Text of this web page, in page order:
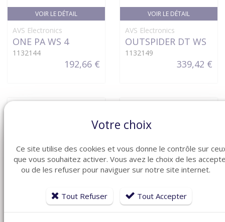
VOIR LE DÉTAIL
AVS Electronics
ONE PA WS 4
1132144
192,66 €
VOIR LE DÉTAIL
AVS Electronics
OUTSPIDER DT WS
1132149
339,42 €
Votre choix
Ce site utilise des cookies et vous donne le contrôle sur
que vous souhaitez activer. Vous avez le choix de les
ou de les refuser pour naviguer sur notre site internet.
Tout Refuser Tout Accepter